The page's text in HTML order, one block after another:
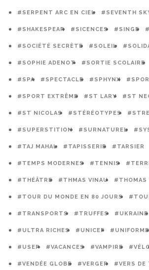
#SERPENT ARC EN CIEL #SEVENTH
#SHAKESPEAR #SICENCES #SINGE
#SOCIÉTÉ SECRÈTE #SOLEIL
#SOPHIE ADENOT #SORTIE SCOLAIRE
#SPA #SPECTACLE #SPHYNX
#SPORT EXTRÊME #ST LARY #ST
#ST NICOLAS #STÉRÉOTYPES
#SUPERSTITION #SURNATUREL
#TAJ MAHAL #TAPISSERIE #TARSIER
#TEMPS MODERNES #TENNIS
#THÉÂTRE #THMAS VINAU #THOMAS
#TOUR DU MONDE EN 80 JOURS
#TRANSPORTS #TRUFFES #UKRAINE
#ULTRA RICHES #UNICEF #UNIFORME
#USEP #VACANCES #VAMPIRE
#VENDÉE GLOBE #VERGER #VERS DE